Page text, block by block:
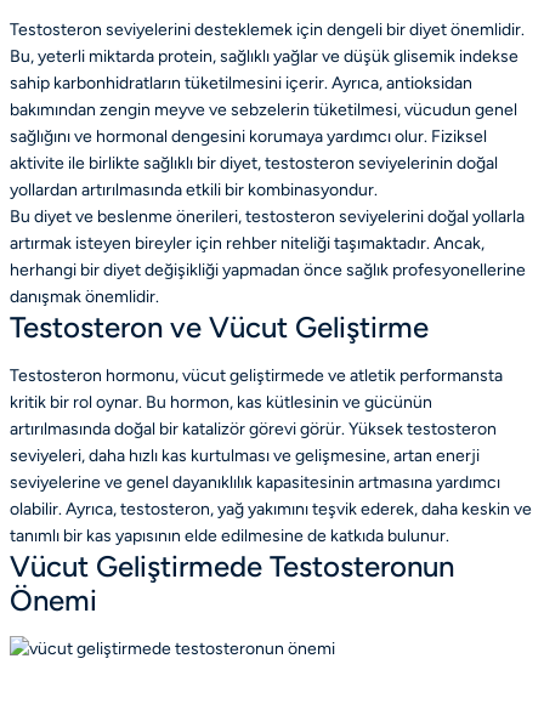
Testosteron seviyelerini desteklemek için dengeli bir diyet önemlidir.
Bu, yeterli miktarda protein, sağlıklı yağlar ve düşük glisemik indekse
sahip karbonhidratların tüketilmesini içerir. Ayrıca, antioksidan
bakımından zengin meyve ve sebzelerin tüketilmesi, vücudun genel
sağlığını ve hormonal dengesini korumaya yardımcı olur. Fiziksel
aktivite ile birlikte sağlıklı bir diyet, testosteron seviyelerinin doğal
yollardan artırılmasında etkili bir kombinasyondur.
Bu diyet ve beslenme önerileri, testosteron seviyelerini doğal yollarla
artırmak isteyen bireyler için rehber niteliği taşımaktadır. Ancak,
herhangi bir diyet değişikliği yapmadan önce sağlık profesyonellerine
danışmak önemlidir.
Testosteron ve Vücut Geliştirme
Testosteron hormonu, vücut geliştirmede ve atletik performansta
kritik bir rol oynar. Bu hormon, kas kütlesinin ve gücünün
artırılmasında doğal bir katalizör görevi görür. Yüksek testosteron
seviyeleri, daha hızlı kas kurtulması ve gelişmesine, artan enerji
seviyelerine ve genel dayanıklılık kapasitesinin artmasına yardımcı
olabilir. Ayrıca, testosteron, yağ yakımını teşvik ederek, daha keskin ve
tanımlı bir kas yapısının elde edilmesine de katkıda bulunur.
Vücut Geliştirmede Testosteronun
Önemi